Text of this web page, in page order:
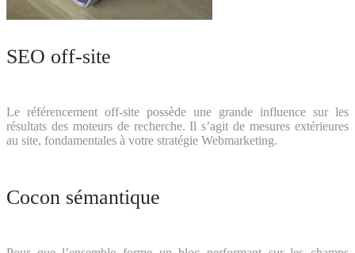
SEO off-site
Le référencement off-site possède une grande influence sur les
résultats des moteurs de recherche. Il s’agit de mesures extérieures
au site, fondamentales à votre stratégie Webmarketing.
Cocon sémantique